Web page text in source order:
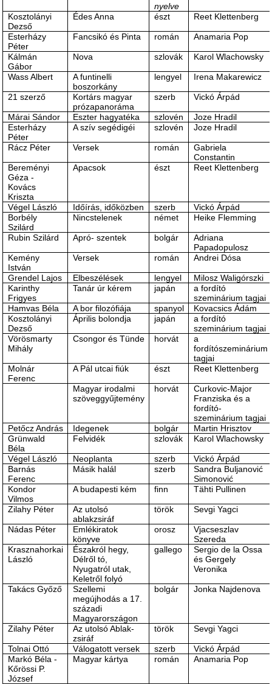
nyelve
Kosztolányi
Dezső
Édes Anna észt Reet Klettenberg
Esterházy
Péter
Fancsikó és Pinta román Anamaria Pop
Kálmán
Gábor
Nova szlovák Karol Wlachowsky
Wass Albert
A funtinelli
boszorkány
lengyel Irena Makarewicz
21 szerző
Kortárs magyar
prózapanoráma
szerb Vickó Árpád
Márai Sándor Eszter hagyatéka szlovén
Joze Hradil
Esterházy
Péter
A szív segédigéi szlovén Joze Hradil
Rácz Péter Versek román
Gabriela
Constantin
Bereményi
Géza -
Kovács
Kriszta
Apacsok észt Reet Klettenberg
Végel László Időírás, időközben szerb
Vickó Árpád
Borbély
Szilárd
Nincstelenek német Heike Flemming
Rubin Szilárd Apró- szentek bolgár
Adriana
Papadopulosz
Kemény
István
Versek román Andrei Dósa
Grendel Lajos Elbeszélések lengyel
Milosz Waligórszki
Karinthy
Frigyes
Tanár úr kérem japán
a fordító
szeminárium tagjai
Hamvas Béla
A bor filozófiája spanyol
Kovacsics Ádám
Kosztolányi
Dezső
Április bolondja japán
a fordító
szeminárium tagjai
Vörösmarty
Mihály
Csongor és Tünde horvát
a
fordítószeminárium
tagjai
Molnár
Ferenc
A Pál utcai fiúk észt Reet Klettenberg
Magyar irodalmi
szöveggyűjtemény
horvát
Curkovic-Major
Franziska és a
fordító-
szeminárium tagjai
Petőcz András
Idegenek bolgár
Martin Hrisztov
Grünwald
Béla
Felvidék szlovák Karol Wlachowsky
Végel László Neoplanta szerb
Vickó Árpád
Barnás
Ferenc
Másik halál szerb
Sandra Buljanović
Simonović
Kondor
Vilmos
A budapesti kém finn Tähti Pullinen
Zilahy Péter
Az utolsó
ablakzsiráf
török Sevgi Yagci
Nádas Péter
Emlékiratok
könyve
orosz
Vjacseszlav
Szereda
Krasznahorkai
László
Északról hegy,
Délről tó,
Nyugatról utak,
Keletről folyó
gallego
Sergio de la Ossa
és Gergely
Veronika
Takács Győző
Szellemi
megújhodás a 17.
századi
Magyarországon
bolgár Jonka Najdenova
Zilahy Péter
Az utolsó Ablak-
zsiráf
török Sevgi Yagci
Tolnai Ottó Válogatott versek szerb
Vickó Árpád
Markó Béla -
Kőrössi P.
József
Magyar kártya román Anamaria Pop